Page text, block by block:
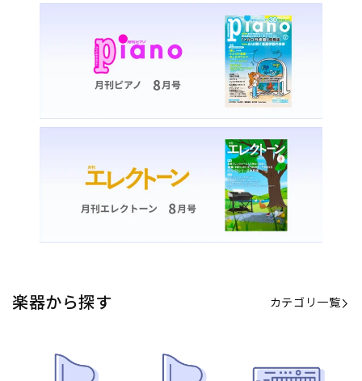
楽器から探す カテゴリ一覧